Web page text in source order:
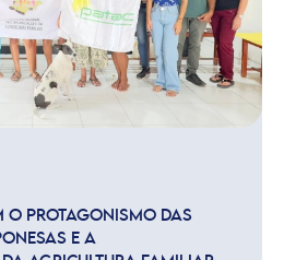
O PROTAGONISMO DAS
E A